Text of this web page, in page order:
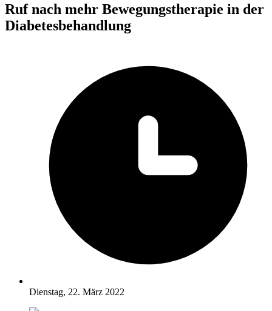
Ruf nach mehr Bewegungstherapie in der
Diabetesbehandlung
Dienstag, 22. März 2022